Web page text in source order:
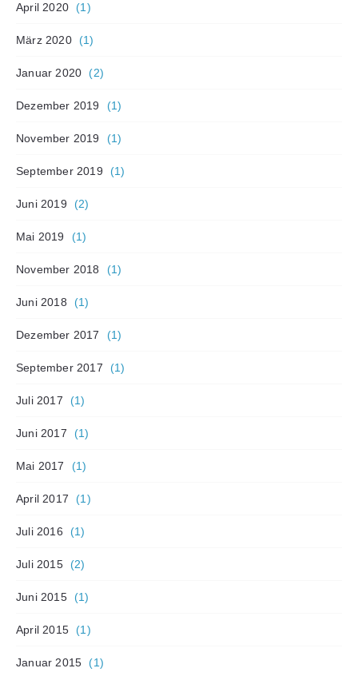
April 2020 (1)
März 2020 (1)
Januar 2020 (2)
Dezember 2019 (1)
November 2019 (1)
September 2019 (1)
Juni 2019 (2)
Mai 2019 (1)
November 2018 (1)
Juni 2018 (1)
Dezember 2017 (1)
September 2017 (1)
Juli 2017 (1)
Juni 2017 (1)
Mai 2017 (1)
April 2017 (1)
Juli 2016 (1)
Juli 2015 (2)
Juni 2015 (1)
April 2015 (1)
Januar 2015 (1)